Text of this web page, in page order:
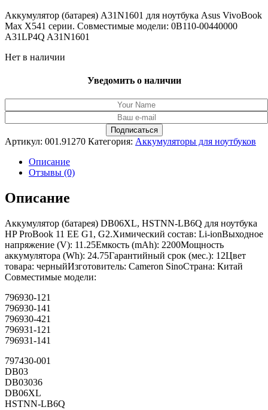
составляла
2,868.00₽.
2,629.00₽.
Аккумулятор (батарея) A31N1601 для ноутбука Asus VivoBook
Max X541 серии. Совместимые модели: 0B110-00440000
A31LP4Q A31N1601
Нет в наличии
Уведомить о наличии
Артикул: 001.91270 Категория: Аккумуляторы для ноутбуков
Описание
Отзывы (0)
Описание
Аккумулятор (батарея) DB06XL, HSTNN-LB6Q для ноутбука
HP ProBook 11 EE G1, G2.Химический состав: Li-ionВыходное
напряжение (V): 11.25Емкость (mAh): 2200Мощность
аккумулятора (Wh): 24.75Гарантийный срок (мес.): 12Цвет
товара: черныйИзготовитель: Cameron SinoСтрана: Китай
Совместимые модели:
796930-121
796930-141
796930-421
796931-121
796931-141
797430-001
DB03
DB03036
DB06XL
HSTNN-LB6Q